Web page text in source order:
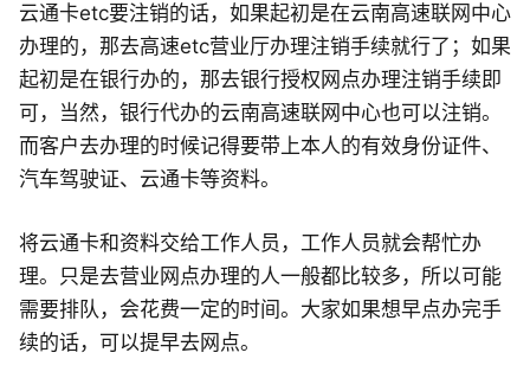
云通卡etc要注销的话，如果起初是在云南高速联网中心
办理的，那去高速etc营业厅办理注销手续就行了；如果
起初是在银行办的，那去银行授权网点办理注销手续即
可，当然，银行代办的云南高速联网中心也可以注销。
而客户去办理的时候记得要带上本人的有效身份证件、
汽车驾驶证、云通卡等资料。
将云通卡和资料交给工作人员，工作人员就会帮忙办
理。只是去营业网点办理的人一般都比较多，所以可能
需要排队，会花费一定的时间。大家如果想早点办完手
续的话，可以提早去网点。